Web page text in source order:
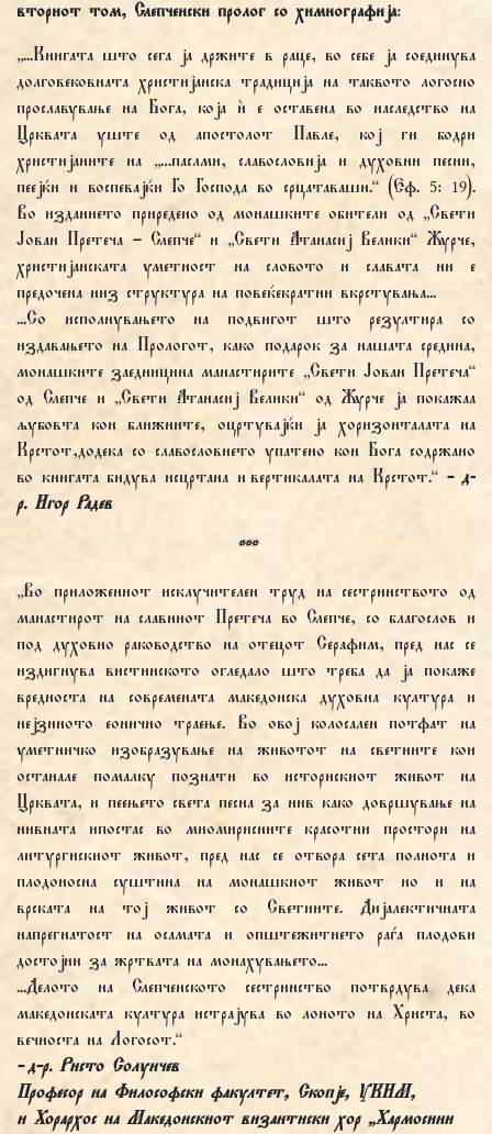
вториот том, Слепченски пролог со химнографија:
„...Книгата што сега ја држите в раце, во себе ја соединува
долговековната христијанска традиција на таквото логосно
прославување на Бога, која ѝ е оставена во наследство на
Црквата уште од апостолот Павле, кој ги бодри
христијаните на „…паслми, славословија и духовни песни,
пеејќи и воспевајќи Го Господа во срцатаваши.“ (Еф. 5: 19).
Во изданието приредено од монашките обители од „Свети
Јован Претеча – Слепче“ и „Свети Атанасиј Велики“ Журче,
христијанската уметност на словото и славата ни е
предочена низ структура на повеќекратни вкрстувања...
...Со исполнувањето на подвигот што резултира со
издавањето на Прологот, како подарок за нашата средина,
монашките заедницина манастирите „Свети Јован Претеча“
од Слепче и „Свети Атанасиј Велики“ од Журче ја покажаа
љубовта кон ближните, оцртувајќи ја хоризонталата на
Крстот,додека со славословието упатено кон Бога содржано
во книгата бидува исцртана и вертикалата на Крстот.“- д-
р. Игор Радев
***
„Во приложениот исклучителен труд на сестринството од
манастирот на славниот Претеча во Слепче, со благослов и
под духовно раководство на отецот Серафим, пред нас се
издигнува вистинското огледало што треба да ја покаже
вредноста на современата македонска духовна култура и
нејзиното еонично траење. Во овој колосален потфат на
уметничко изобразување на животот на светиите кои
останале помалку познати во историскиот живот на
Црквата, и пеењето света песна за нив како довршување на
нивната ипостас во миомирисните красотни простори на
литургискиот живот, пред нас се отвора сета полнота и
плодоносна суштина на монашкиот живот но и на
врската на тој живот со Светиите. Дијалектичната
напрегнатост на осамата и општежитието раѓа плодови
достојни за жртвата на монахувањето...
...Делото на Слепченското сестринство потврдува дека
македонската култура истрајува во лоното на Христа, во
вечноста на Логосот.“
- д-р. РистоСолунчев
Професор на Философски факултет, Скопје, УКИМ,
и Хорархос на Македонскиот византиски хор „Хармосини